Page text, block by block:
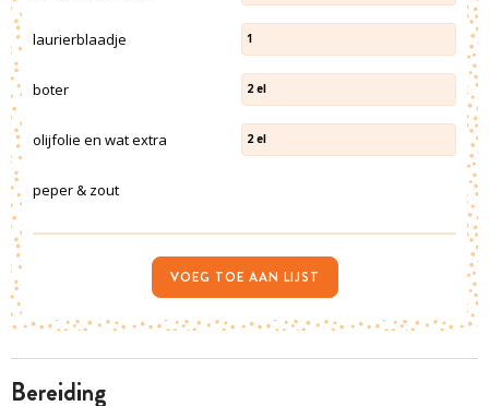
bereiding
laurierblaadje 1
boter 2 el
olijfolie en wat extra 2 el
peper & zout
VOEG TOE AAN LIJST